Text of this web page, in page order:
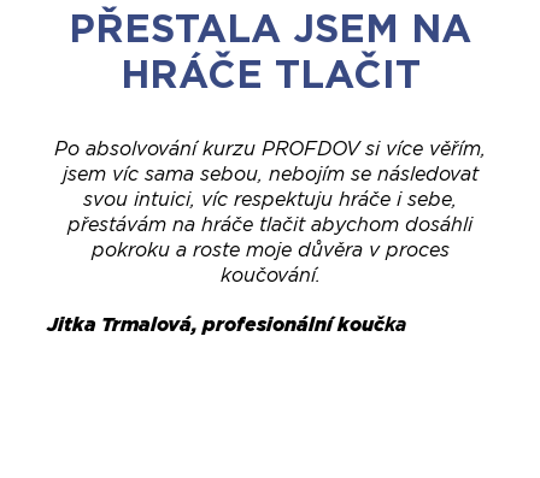
PŘESTALA JSEM NA
HRÁČE TLAČIT
Po absolvování kurzu PROFDOV si více věřím,
jsem víc sama sebou, nebojím se následovat
svou intuici, víc respektuju hráče i sebe,
přestávám na hráče tlačit abychom dosáhli
pokroku a roste moje důvěra v proces
koučování.
Jitka Trmalová, profesionální koučka